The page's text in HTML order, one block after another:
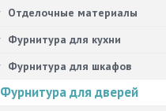
Отделочные материалы
Фурнитура для кухни
Фурнитура для шкафов
Фурнитура для дверей